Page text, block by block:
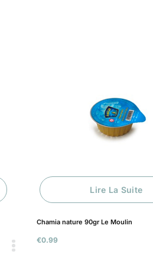
0.99
Chamia nature 90gr Le Moulin
Lire La Suite